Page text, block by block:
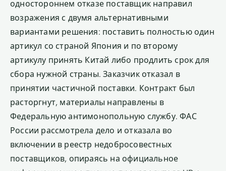
одностороннем отказе поставщик направил
возражения с двумя альтернативными
вариантами решения: поставить полностью один
артикул со страной Япония и по второму
артикулу принять Китай либо продлить срок для
сбора нужной страны. Заказчик отказал в
принятии частичной поставки. Контракт был
расторгнут, материалы направлены в
Федеральную антимонопольную службу. ФАС
России рассмотрела дело и отказала во
включении в реестр недобросовестных
поставщиков, опираясь на официальное